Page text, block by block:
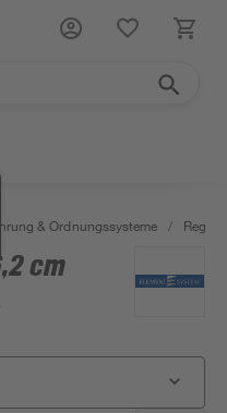
& Ordnungssysteme / Regale
cm